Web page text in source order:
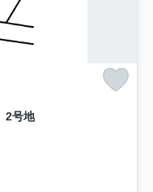
2号地